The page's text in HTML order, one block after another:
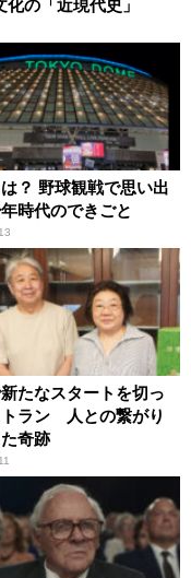
の「近現代史」
？ 野球観戦で思い出
時代のできごと
たなスタートを切っ
トラン 人との繋がり
奇跡